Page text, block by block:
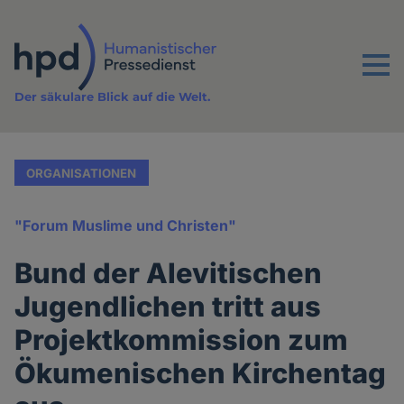
Inhalt
Menu
Der säkulare Blick auf die Welt.
ORGANISATIONEN
"Forum Muslime und Christen"
Bund der Alevitischen
Jugendlichen tritt aus
Projektkommission zum
Ökumenischen Kirchentag